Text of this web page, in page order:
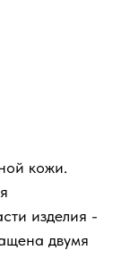
кожи.
изделия -
двумя